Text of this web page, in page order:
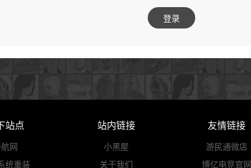
登录
站点
网
统重装
站内链接
小黑屋
关于我们
友情链接
游民通微店
博亿电竞官网